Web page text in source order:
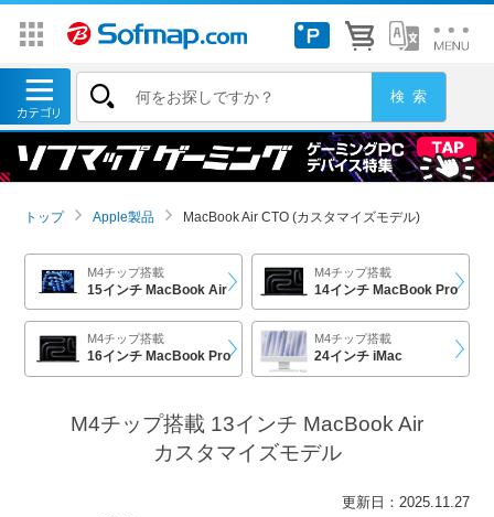
トップ Apple製品 MacBook Air CTO (カスタマイズモデル)
M4チップ搭載
15インチ MacBook Air
M4チップ搭載
14インチ MacBook Pro
M4チップ搭載
16インチ MacBook Pro
M4チップ搭載
24インチ iMac
M4チップ搭載 13インチ MacBook Air
カスタマイズモデル
更新日：2025.11.27